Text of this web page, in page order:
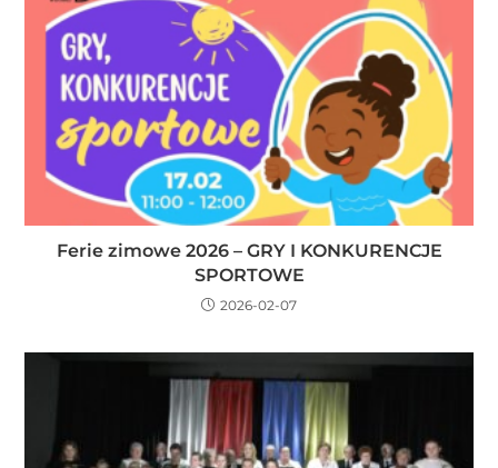
Ferie zimowe 2026 – GRY I KONKURENCJE
SPORTOWE
2026-02-07